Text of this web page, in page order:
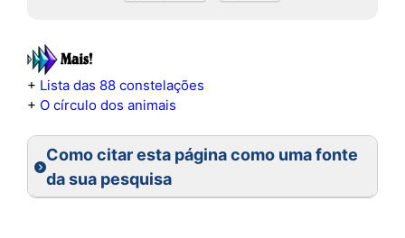
+ Lista das 88 constelações
+ O círculo dos animais
Como citar esta página como uma fonte
da sua pesquisa